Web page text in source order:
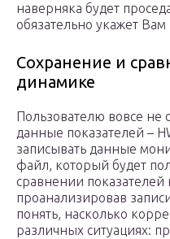
наверняка будет
обязательно укажет Вам
Сохранение и
динамике
Пользователю вовсе не
данные показателей –
записывать данные
файл, который будет
сравнении показателей
проанализировав
понять, насколько
различных ситуациях: